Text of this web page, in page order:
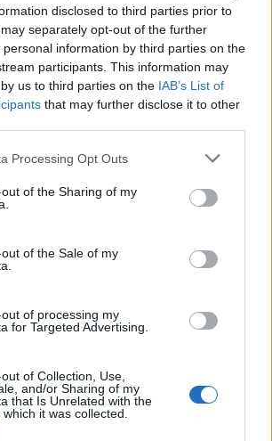
disclosed to third parties prior to
separately opt-out of the further
information by third parties on the
participants. This information may
us to third parties on the IAB’s List of
that may further disclose it to other
Processing Opt Outs
of the Sharing of my
of the Sale of my
of processing my
for Targeted Advertising.
of Collection, Use,
and/or Sharing of my
that Is Unrelated with the
it was collected.